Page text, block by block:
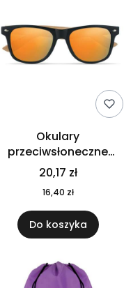
Okulary
przeciwsłoneczne
CALIFORNIA TOUCH
MO9617-10
20,17 zł
16,40 zł
Do koszyka